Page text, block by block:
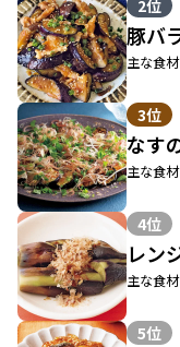
2位
豚バ
主な食
3位
なす
主な食
4位
レン
主な食
5位